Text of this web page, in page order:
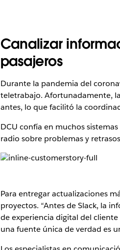
Canalizar
pasajeros
Durante la pandemia del
teletrabajo. Afortunadamente,
antes, lo que facilitó la
DCU confía en muchos
radio sobre problemas y
Para entregar actualizaciones
proyectos. “Antes de Slack, la
de experiencia digital del
una fuente única de verdad es